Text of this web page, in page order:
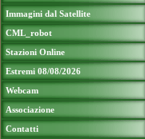
Immagini dal Satellite
CML_robot
Stazioni Online
Estremi 08/08/2026
Webcam
Associazione
Contatti